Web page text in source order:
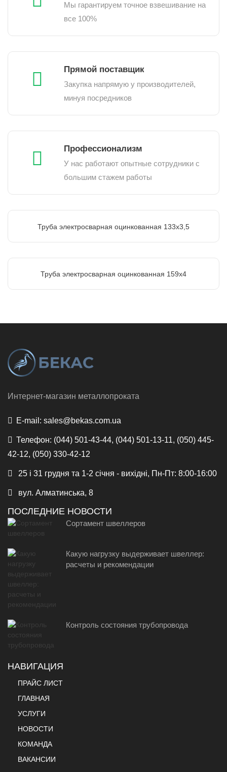
Мы гарантируем точное взвешивание на
все 100%
Прямой поставщик
Закупка напрямую у производителей,
минуя посредников
Профессионализм
У нас работают опытные сотрудники с
большим стажем работы
Труба электросварная оцинкованная 133х3,5
Труба электросварная оцинкованная 159х4
Интернет-магазин металлопроката
E-mail: sales@bekas.com.ua
Телефон: (044) 501-43-44, (044) 501-13-11, (050) 445-
42-12, (050) 330-42-12
25 і 31 грудня та 1-2 січня - вихідні, Пн-Пт: 8:00-16:00
вул. Алматинська, 8
ПОСЛЕДНИЕ НОВОСТИ
Сортамент швеллеров
Какую нагрузку выдерживает швеллер:
расчеты и рекомендации
Контроль состояния трубопровода
НАВИГАЦИЯ
ПРАЙС ЛИСТ
ГЛАВНАЯ
УСЛУГИ
НОВОСТИ
КОМАНДА
ВАКАНСИИ